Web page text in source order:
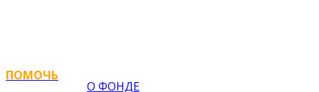
ПОМОЧЬ
О ФОНДЕ